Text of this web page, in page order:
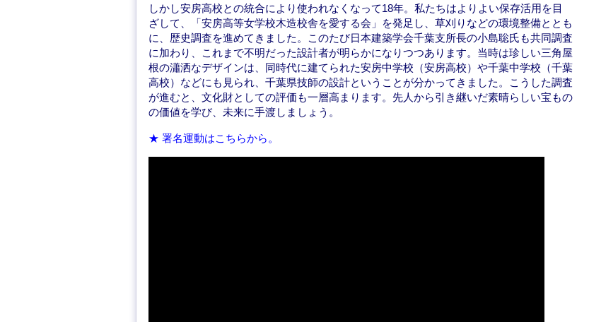
しかし安房高校との統合により使われなくなって18年。私たちはよりよい保存活用を目
ざして、「安房高等女学校木造校舎を愛する会」を発足し、草刈りなどの環境整備ととも
に、歴史調査を進めてきました。このたび日本建築学会千葉支所長の小島聡氏も共同調査
に加わり、これまで不明だった設計者が明らかになりつつあります。当時は珍しい三角屋
根の瀟洒なデザインは、同時代に建てられた安房中学校（安房高校）や千葉中学校（千葉
高校）などにも見られ、千葉県技師の設計ということが分かってきました。こうした調査
が進むと、文化財としての評価も一層高まります。先人から引き継いだ素晴らしい宝もの
の価値を学び、未来に手渡しましょう。
★ 署名運動はこちらから。